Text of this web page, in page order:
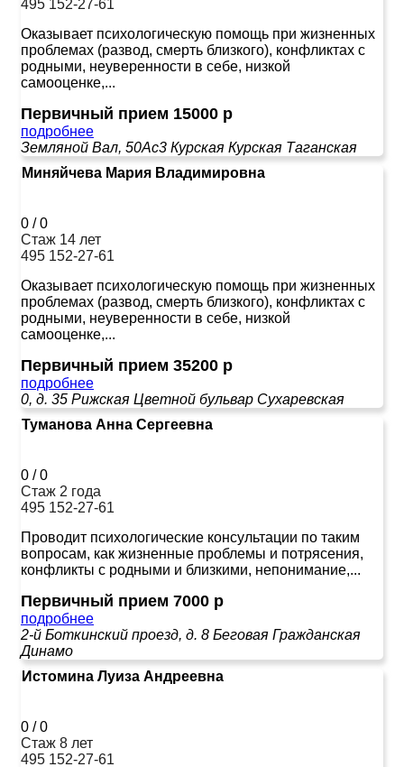
495 152-27-61
Оказывает психологическую помощь при жизненных
проблемах (развод, смерть близкого), конфликтах с
родными, неуверенности в себе, низкой
самооценке,...
Первичный прием 15000 р
подробнее
Земляной Вал, 50Ас3 Курская Курская Таганская
Миняйчева Мария Владимировна
0 /0
Стаж 14 лет
495 152-27-61
Оказывает психологическую помощь при жизненных
проблемах (развод, смерть близкого), конфликтах с
родными, неуверенности в себе, низкой
самооценке,...
Первичный прием 35200 р
подробнее
0, д. 35 Рижская Цветной бульвар Сухаревская
Туманова Анна Сергеевна
0 /0
Стаж 2 года
495 152-27-61
Проводит психологические консультации по таким
вопросам, как жизненные проблемы и потрясения,
конфликты с родными и близкими, непонимание,...
Первичный прием 7000 р
подробнее
2-й Боткинский проезд, д. 8 Беговая Гражданская
Динамо
Истомина Луиза Андреевна
0 /0
Стаж 8 лет
495 152-27-61